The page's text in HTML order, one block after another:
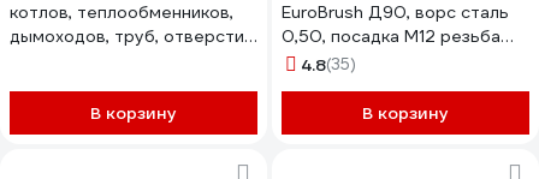
котлов, теплообменников,
дымоходов, труб, отверстий
В корзину
EuroBrush Д90, ворс сталь
0,50, посадка М12 резьба
(14-590) кордщетка ершик,
отверстий, котлов, чистка
теплообменников прочистка
4.8(35)
В корзину